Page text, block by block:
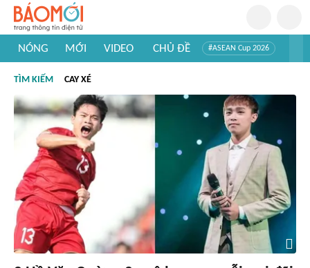
NÓNG MỚI VIDEO CHỦ ĐỀ #ASEAN Cup 2026
#Khám phá thế giới
TÌM KIẾM CAY XÉ